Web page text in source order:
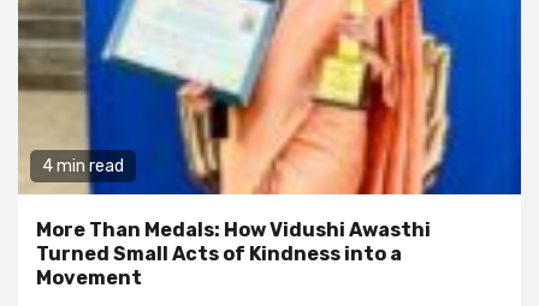
4 min read
More Than Medals: How Vidushi Awasthi
Turned Small Acts of Kindness into a
Movement